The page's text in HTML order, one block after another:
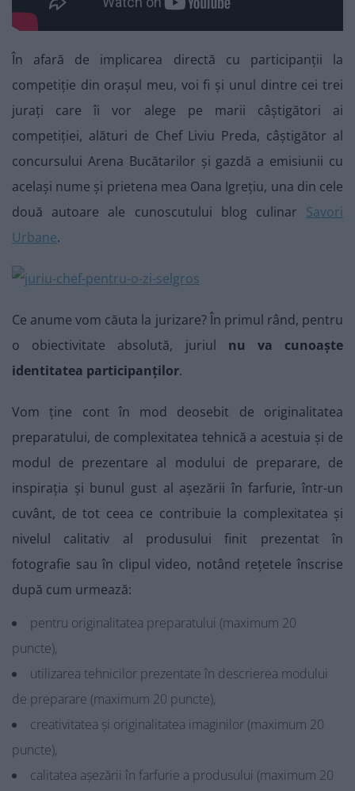
În afară de implicarea directă cu participanții la
competiție din orașul meu, voi fi și unul dintre cei trei
jurați care îi vor alege pe marii câștigători ai
competiției, alături de Chef Liviu Preda, câștigător al
concursului Arena Bucătarilor și gazdă a emisiunii cu
același nume și prietena mea Oana Igrețiu, una din cele
două autoare ale cunoscutului blog culinar Savori
Urbane.
Ce anume vom căuta la jurizare? În primul rând, pentru
o obiectivitate absolută, juriul nu va cunoaște
identitatea participanților.
Vom ține cont în mod deosebit de originalitatea
preparatului, de complexitatea tehnică a acestuia și de
modul de prezentare al modului de preparare, de
inspirația și bunul gust al așezării în farfurie, într-un
cuvânt, de tot ceea ce contribuie la complexitatea și
nivelul calitativ al produsului finit prezentat în
fotografie sau în clipul video, notând rețetele înscrise
după cum urmează:
pentru originalitatea preparatului (maximum 20
puncte),
utilizarea tehnicilor prezentate în descrierea modului
de preparare (maximum 20 puncte),
creativitatea și originalitatea imaginilor (maximum 20
puncte),
calitatea așezării în farfurie a produsului (maximum 20